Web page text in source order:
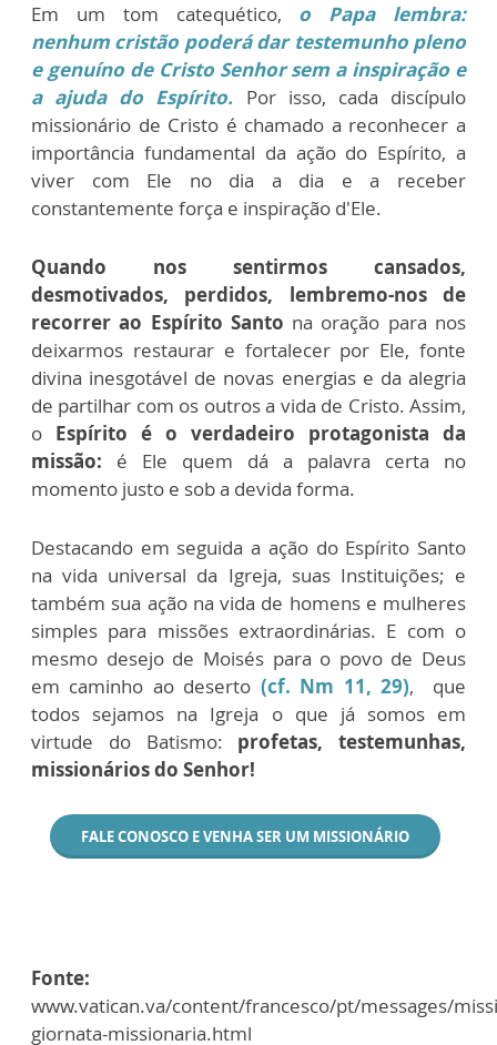
Em um tom catequético, o Papa lembra:
nenhum cristão poderá dar testemunho pleno
e genuíno de Cristo Senhor sem a inspiração e
a ajuda do Espírito. Por isso, cada discípulo
missionário de Cristo é chamado a reconhecer a
importância fundamental da ação do Espírito, a
viver com Ele no dia a dia e a receber
constantemente força e inspiração d'Ele.
Quando nos sentirmos cansados,
desmotivados, perdidos, lembremo-nos
de
recorrer ao Espírito Santo na oração para nos
deixarmos restaurar e fortalecer por Ele, fonte
divina inesgotável de novas energias e da alegria
de partilhar com os outros a vida de Cristo. Assim,
o Espírito é o verdadeiro protagonista da
missão: é Ele quem dá a palavra certa no
momento justo e sob a devida forma.
Destacando em seguida a ação do Espírito Santo
na vida universal da Igreja, suas Instituições; e
também sua ação na vida de homens e mulheres
simples para missões extraordinárias. E com o
mesmo desejo de Moisés para o povo de Deus
em caminho ao deserto (cf. Nm 11, 29), que
todos sejamos na Igreja o que já somos em
virtude do Batismo: profetas, testemunhas,
missionários do Senhor!
FALE CONOSCO E VENHA SER UM MISSIONÁRIO
Fonte:
www.vatican.va/content/francesco/pt/messages/
giornata-missionaria.html